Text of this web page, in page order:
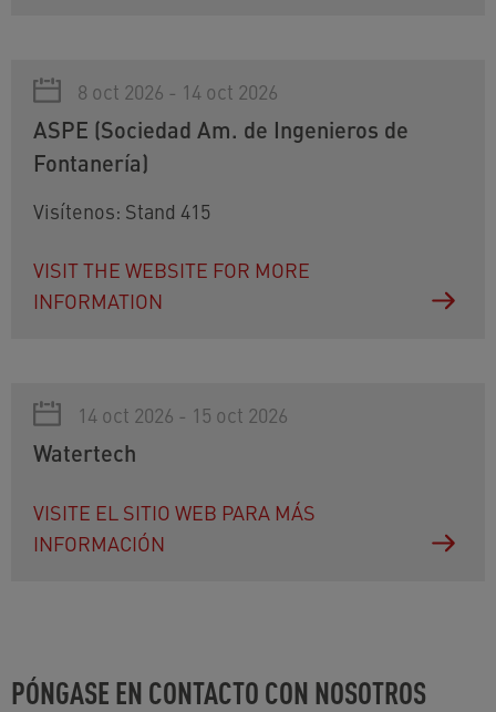
8 oct 2026 - 14 oct 2026
ASPE (Sociedad Am. de Ingenieros de
Fontanería)
Visítenos: Stand 415
VISIT THE WEBSITE FOR MORE
INFORMATION
14 oct 2026 - 15 oct 2026
Watertech
VISITE EL SITIO WEB PARA MÁS
INFORMACIÓN
PÓNGASE EN CONTACTO CON NOSOTROS